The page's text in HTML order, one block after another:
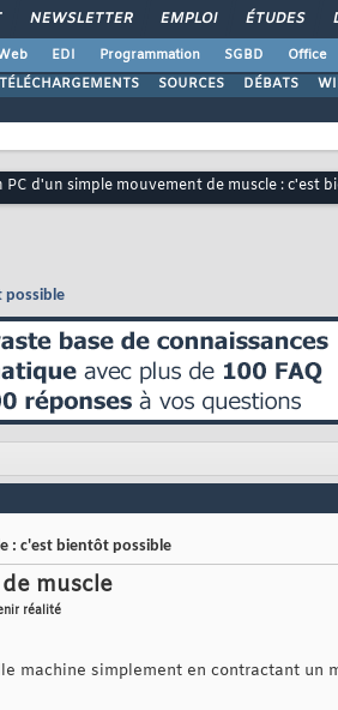
NEWSLETTER EMPLOI ÉTUDES
EDI Programmation SGBD Office
TÉLÉCHARGEMENTS SOURCES DÉBATS
PC d'un simple mouvement de muscle : c'est
possible
: c'est bientôt possible
muscle
réalité
machine simplement en contractant un